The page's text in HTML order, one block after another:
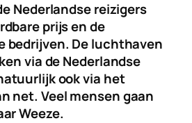
Nederlandse reizigers
prijs en de
bedrijven. De luchthaven
via de Nederlandse
ook via het
net. Veel mensen gaan
Weeze.